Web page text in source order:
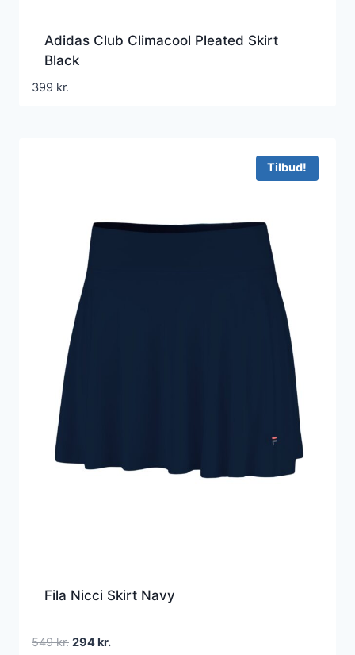
Adidas Club Climacool Pleated Skirt
Black
399 kr.
Tilbud!
Fila Nicci Skirt Navy
549kr. Den
294kr.Den